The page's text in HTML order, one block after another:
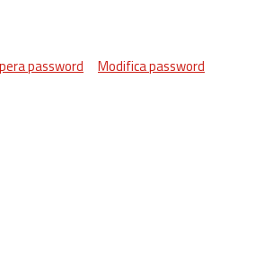
password Modifica password